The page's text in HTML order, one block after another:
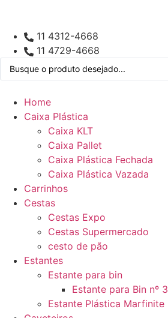
11 4312-4668
11 4729-4668
Home
Caixa Plástica
Caixa KLT
Caixa Pallet
Caixa Plástica Fechada
Caixa Plástica Vazada
Carrinhos
Cestas
Cestas Expo
Cestas Supermercado
cesto de pão
Estantes
Estante para bin
Estante para Bin nº 3
Estante Plástica Marfinite